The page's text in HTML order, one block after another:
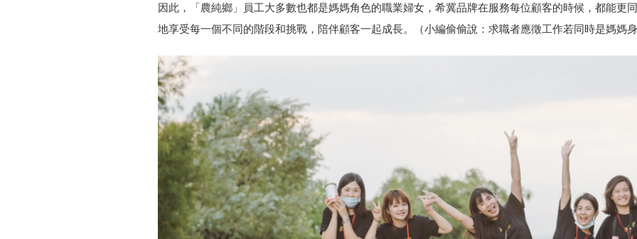
因此，「農純鄉」員工大多數也都是媽媽角色的職業婦女，希冀品牌在服務每位顧客的時候，都能更
地享受每一個不同的階段和挑戰，陪伴顧客一起成長。（小編偷偷說：求職者應徵工作若同時是媽媽